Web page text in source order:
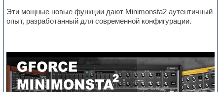
Эти мощные новые функции дают Minimonsta2 аутентичный
опыт, разработанный для современной конфигурации.